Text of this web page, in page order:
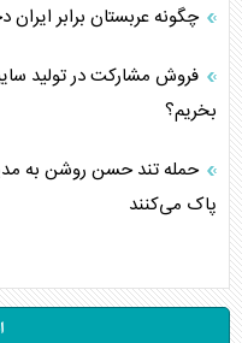
چگونه عربستان برابر
بخریم؟
حمله تند حسن روشن به
پاک می‌کنند